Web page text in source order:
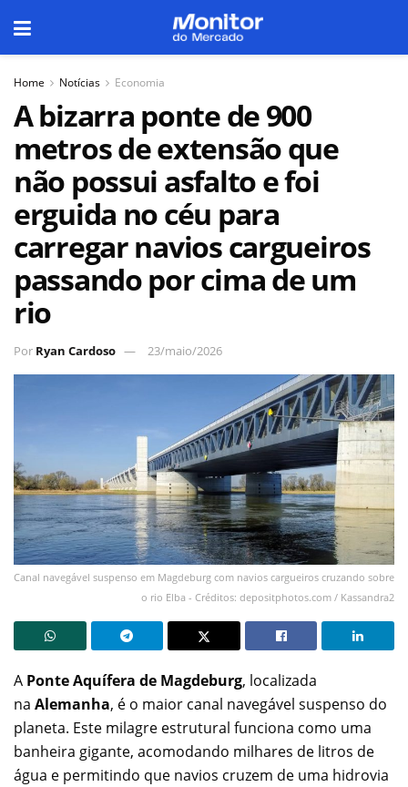
Home Notícias Economia
A bizarra ponte de 900
metros de extensão que
não possui asfalto e foi
erguida no céu para
carregar navios cargueiros
passando por cima de um
rio
Por Ryan Cardoso 23/maio/2026
Canal navegável suspenso em Magdeburg com navios cargueiros cruzando sobre
o rio Elba - Créditos: depositphotos.com / Kassandra2
A Ponte Aquífera de Magdeburg, localizada
na Alemanha, é o maior canal navegável suspenso do
planeta. Este milagre estrutural funciona como uma
banheira gigante, acomodando milhares de litros de
água e permitindo que navios cruzem de uma hidrovia